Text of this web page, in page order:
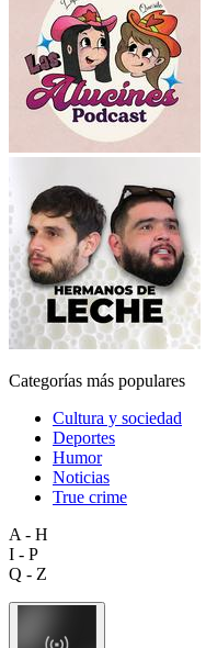
Categorías más populares
Cultura y sociedad
Deportes
Humor
Noticias
True crime
A - H
I - P
Q - Z